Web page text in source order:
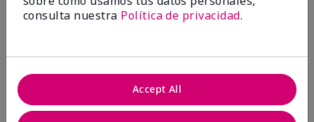
EnviadoHace 10 meses
porJudy
Comprador verificado
Evaluado en
Comentarios sobre Mary Kay Clinical Solutions®
consulta nuestra Política de privacidad.
Accept All